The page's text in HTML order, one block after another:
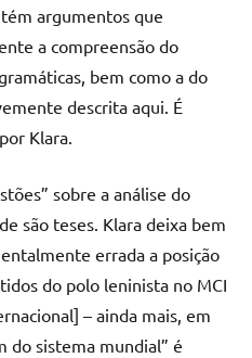
argumentos que
a compreensão do
bem como a do
descrita aqui. É
Klara.
sobre a análise do
são teses. Klara deixa bem
errada a posição
do polo leninista no MCI
– ainda mais, em
do sistema mundial” é